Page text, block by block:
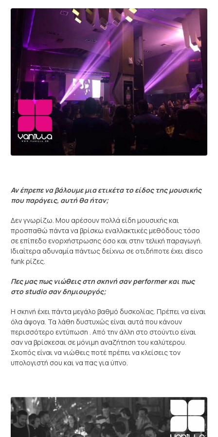
Αν έπρεπε να βάλουμε μια ετικέτα το είδος της μουσικής
που παράγεις, αυτή θα ήταν;
Δεν γνωρίζω. Μου αρέσουν πολλά είδη μουσικής και
προσπαθώ πάντα να βρίσκω εναλλακτικές μεθόδους τόσο
σε επίπεδο ενορχήστρωσης όσο και στην τελική παραγωγή.
Ιδιαίτερα αδυναμία πάντως δείχνω σε οτιδήποτε έχει disco
funk ρίζες.
Πες μας πως νιώθεις στη σκηνή σαν performer και πως
στο studio σαν δημιουργός;
Η σκηνή έχει πάντα μεγάλο βαθμό δυσκολίας. Πρέπει να είναι
όλα άψογα. Τα λάθη δυστυχώς είναι αυτά που κάνουν
περισσότερο εντύπωση . Από την άλλη στο στούντιο είναι
σαν να βρίσκεσαι σε μόνιμη αναζήτηση του καλύτερου.
Σκοπός είναι να νιώθεις ποτέ πρέπει να κλείσεις τον
υπολογιστή σου και να πας για ύπνο.